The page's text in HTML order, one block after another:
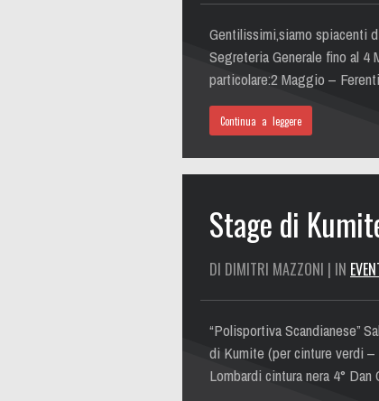
Gentilissimi,siamo spiacenti
Segreteria Generale fino al
particolare:2 Maggio –
Continua a leggere
Stage di
DI DIMITRI MAZZONI | IN
“Polisportiva Scandianese”
di Kumite (per cinture verdi –
Lombardi cintura nera 4°